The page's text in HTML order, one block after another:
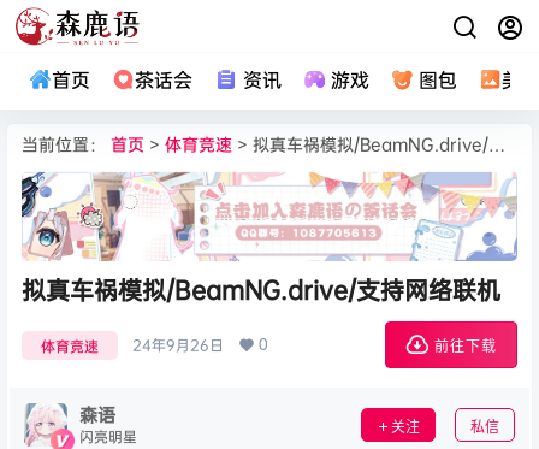
首页 茶话会 资讯 游戏 图包 美
当前位置： 首页 > 体育竞速 > 拟真车祸模拟/BeamNG.drive/支持网络联机
拟真车祸模拟/BeamNG.drive/支持网络联机
体育竞速 24年9月26日 0 前往下载
森语
闪亮明星 关注 私信